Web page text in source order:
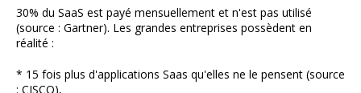
30% du SaaS est payé mensuellement et n'est pas utilisé
(source : Gartner). Les grandes entreprises possèdent en
réalité :
* 15 fois plus d'applications Saas qu'elles ne le pensent (source
: CISCO),